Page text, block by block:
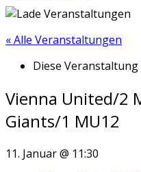
« Alle Veranstaltungen
Diese
Vienna United/2
Giants/1 MU12
11. Januar @ 11:30